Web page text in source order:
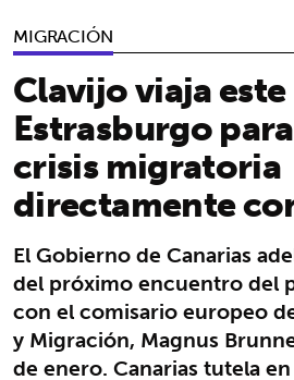
MIGRACIÓN
Clavijo viaja este
Estrasburgo
crisis migratoria
directamente
El Gobierno de Canarias
del próximo encuentro del
con el comisario europeo
y Migración, Magnus
de enero. Canarias tutela